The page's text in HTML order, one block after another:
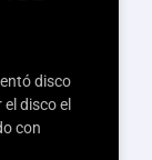
disco
disco el
con